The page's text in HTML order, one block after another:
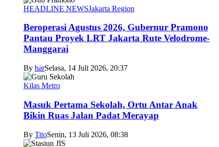
HEADLINE NEWSJakarta Region
Beroperasi Agustus 2026, Gubernur Pramono
Pantau Proyek LRT Jakarta Rute Velodrome-
Manggarai
By harSelasa, 14 Juli 2026, 20:37
Kilas Metro
Masuk Pertama Sekolah, Ortu Antar Anak
Bikin Ruas Jalan Padat Merayap
By TitoSenin, 13 Juli 2026, 08:38